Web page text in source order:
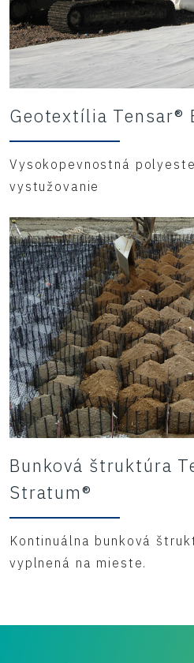
Geotextília Tensar®
Vysokopevnostná
vystužovanie
Bunková štruktúra
Stratum®
Kontinuálna bunková
vyplnená na mieste.